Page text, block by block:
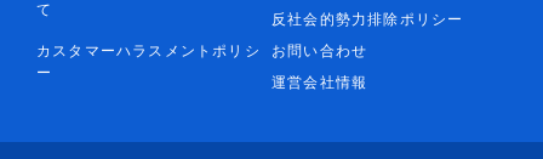
て
反社会的勢力排除ポリシー
カスタマーハラスメントポリシ
ー
お問い合わせ
運営会社情報